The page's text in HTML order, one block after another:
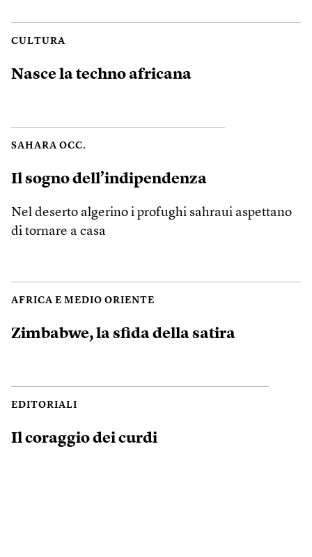
CULTURA
Nasce la techno africana
SAHARA OCC.
Il sogno dell’indipendenza
Nel deserto algerino i profughi sahraui aspettano
di tornare a casa
AFRICA E MEDIO ORIENTE
Zimbabwe, la sfida della satira
EDITORIALI
Il coraggio dei curdi